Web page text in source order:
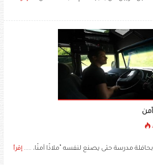
مدرسة حتى يصنع لنفسه ”ملاذًا آمنًا، ..... إقرأ